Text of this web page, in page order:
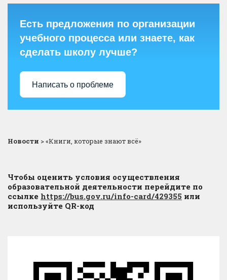
Есть предложения по организации
учебного процесса или знаете, как
сделать школу лучше?
Написать о проблеме
Новости >«Книги, которые знают всё»
Чтобы оценить условия осуществления
образовательной деятельности перейдите по
ссылке https://bus.gov.ru/info-card/429355 или
используйте QR-код